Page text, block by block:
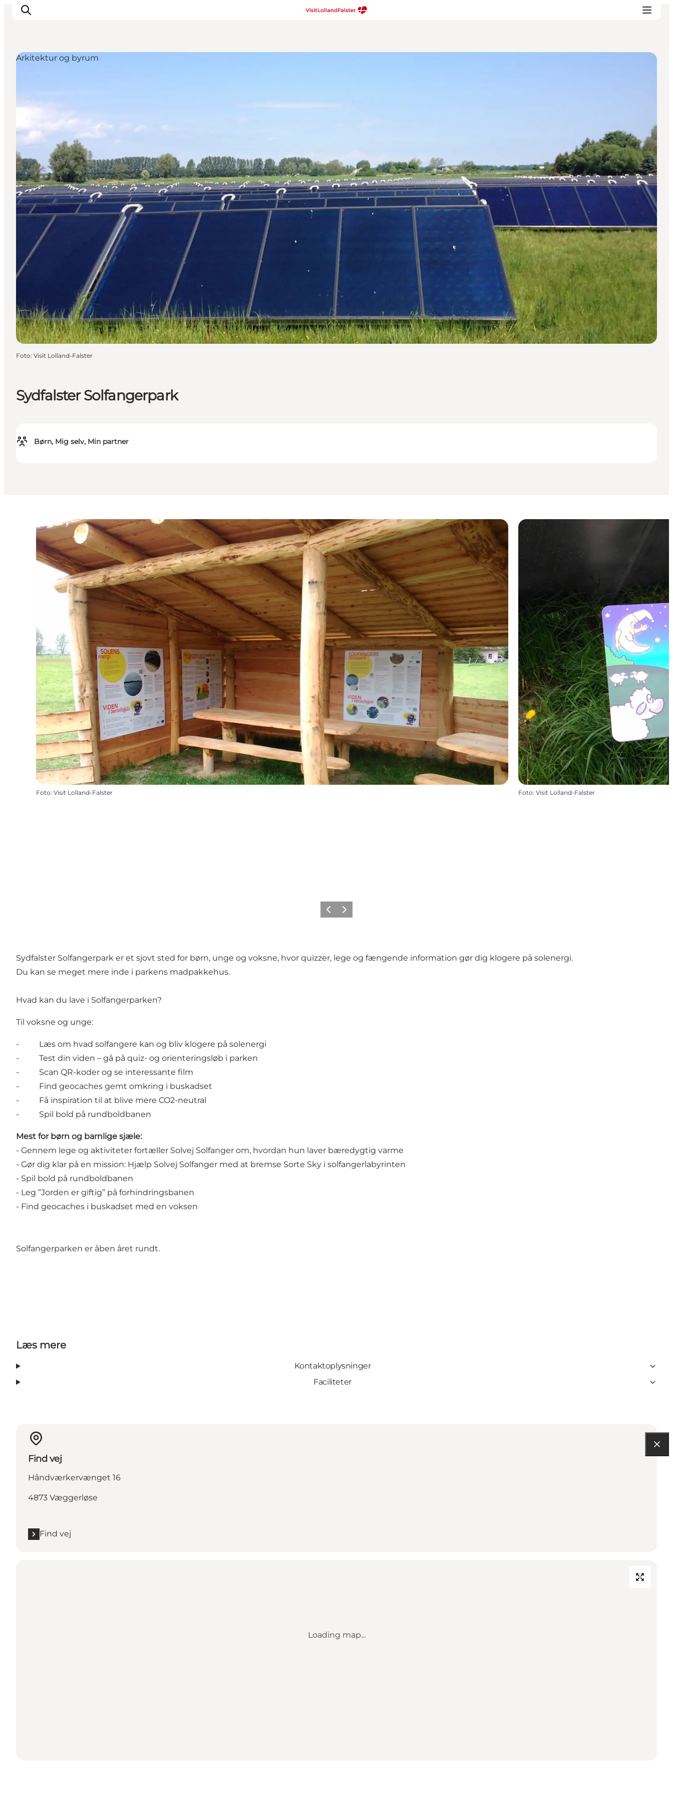
I naturen
Kultur
Gastronomi
Planlæg din ferie
Sydfalster Solfangerpark
Børn, Mig selv, Min partner
Arkitektur og byrum
Foto: Visit Lolland-Falster
Foto: Visit Lolland-Falster Foto: Visit Lolland-Falster
ForrigeNæste
Sydfalster Solfangerpark er et sjovt sted for børn, unge og voksne, hvor quizzer, lege og fængende information gør dig klogere på solenergi.
Du kan se meget mere inde i parkens madpakkehus.
Hvad kan du lave i Solfangerparken?
Til voksne og unge:
- Læs om hvad solfangere kan og bliv klogere på solenergi
- Test din viden – gå på quiz- og orienteringsløb i parken
- Scan QR-koder og se interessante film
- Find geocaches gemt omkring i buskadset
- Få inspiration til at blive mere CO2-neutral
- Spil bold på rundboldbanen
Mest for børn og barnlige sjæle:
- Gennem lege og aktiviteter fortæller Solvej Solfanger om, hvordan hun laver bæredygtig varme
- Gør dig klar på en mission: Hjælp Solvej Solfanger med at bremse Sorte Sky i solfangerlabyrinten
- Spil bold på rundboldbanen
- Leg ”Jorden er giftig” på forhindringsbanen
- Find geocaches i buskadset med en voksen
Solfangerparken er åben året rundt.
Læs mere
Kontaktoplysninger
Faciliteter
Find vej
Håndværkervænget 16
4873 Væggerløse
Find vej
Loading map...